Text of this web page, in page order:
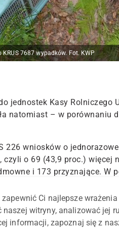
7687 wypadków. Fot. KWP
jednostek Kasy Rolniczego
natomiast – w porównaniu
226 wniosków o
, czyli o 69 (43,9 proc.) więcej
i 173 przyznające. W
a decyzji przyznających o
zakaźnych lub
śmiertelny), 9
Ci najlepsze
witryny, analizować jej
informacji, zapoznaj się z